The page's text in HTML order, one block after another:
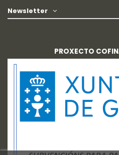
Newsletter
PROXECTO